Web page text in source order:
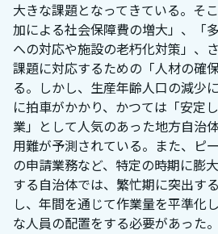
大きな課題となってきている。そ
加による社会保障費の増大」、「
への対応や施設の老朽化対策」、
課題に対応するための「人材の確
る。しかし、生産年齢人口の減少
に拍車がかかり、かつては「安定
業」として人気のあった地方自治
用難が予測されている。また、ピ
の申請業務など、特定の時期に膨
する自治体では、繁忙期に突出す
し、年間を通じて作業量を平準化
な人員の配置をする必要があった。